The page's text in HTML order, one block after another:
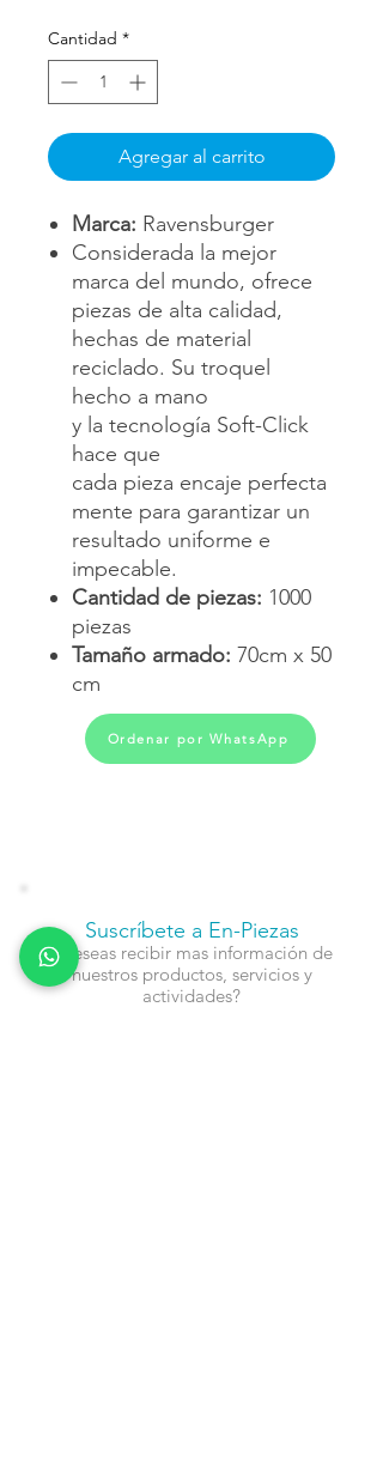
Cantidad *
Agregar al carrito
Marca: Ravensburger
Considerada la mejor
marca del mundo, ofrece
piezas de alta calidad,
hechas de material
reciclado. Su troquel
hecho a mano
y la tecnología Soft-Click
hace que
cada pieza encaje perfecta
mente para garantizar un
resultado uniforme e
impecable.
Cantidad de piezas: 1000
piezas
Tamaño armado: 70cm x 50
cm
Ordenar por WhatsApp
Suscríbete a En-Piezas
¿Deseas recibir mas información de
nuestros productos, servicios y
actividades?